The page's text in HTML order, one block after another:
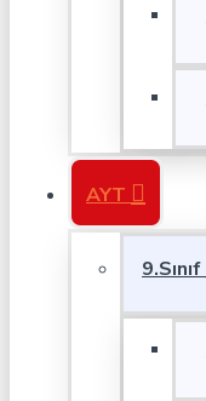
AYT
9.Sınıf